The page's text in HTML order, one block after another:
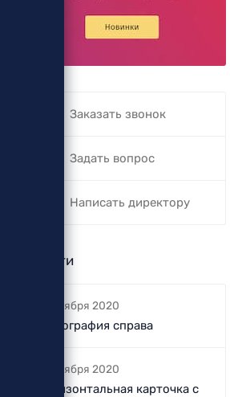
Заказать звонок
Задать вопрос
Написать директору
Новости
5 октября 2020
Фотография справа
5 октября 2020
Горизонтальная карточка с